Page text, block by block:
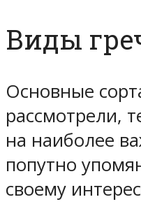
Виды
Основные
рассмотрели,
на наиболее
попутно
своему